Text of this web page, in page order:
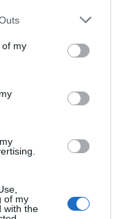
one or more Google
You may click to
its third-party tags to
in below Google
of my
of my
with the
στο